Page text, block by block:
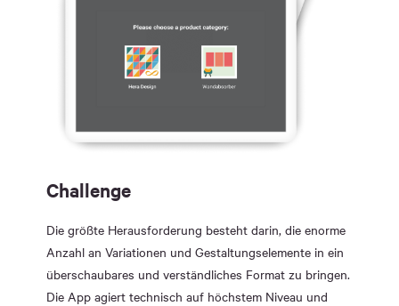
Challenge
Die größte Herausforderung besteht darin, die enorme
Anzahl an Variationen und Gestaltungselemente in ein
überschaubares und verständliches Format zu bringen.
Die App agiert technisch auf höchstem Niveau und